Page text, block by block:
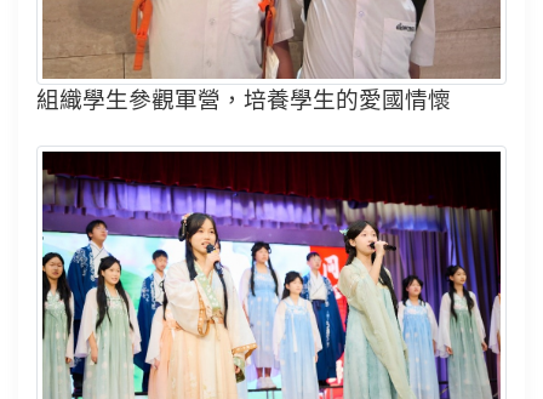
組織學生參觀軍營，培養學生的愛國情懷